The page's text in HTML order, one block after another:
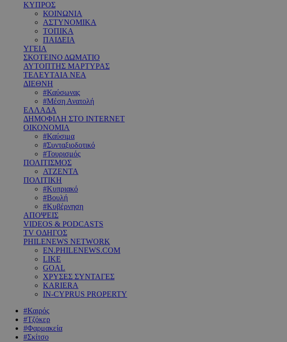
ΚΥΠΡΟΣ
ΚΟΙΝΩΝΙΑ
ΑΣΤΥΝΟΜΙΚΑ
ΤΟΠΙΚΑ
ΠΑΙΔΕΙΑ
ΥΓΕΙΑ
ΣΚΟΤΕΙΝΟ ΔΩΜΑΤΙΟ
ΑΥΤΟΠΤΗΣ ΜΑΡΤΥΡΑΣ
ΤΕΛΕΥΤΑΙΑ ΝΕΑ
ΔΙΕΘΝΗ
#Καύσωνας
#Μέση Ανατολή
ΕΛΛΑΔΑ
ΔΗΜΟΦΙΛΗ ΣΤΟ INTERNET
ΟΙΚΟΝΟΜΙΑ
#Καύσιμα
#Συνταξιοδοτικό
#Τουρισμός
ΠΟΛΙΤΙΣΜΟΣ
ΑΤΖΕΝΤΑ
ΠΟΛΙΤΙΚΗ
#Κυπριακό
#Βουλή
#Κυβέρνηση
ΑΠΟΨΕΙΣ
VIDEOS & PODCASTS
TV ΟΔΗΓΟΣ
PHILENEWS NETWORK
EN.PHILENEWS.COM
LIKE
GOAL
ΧΡΥΣΕΣ ΣΥΝΤΑΓΕΣ
KARIERA
IN-CYPRUS PROPERTY
#Καιρός
#Τζόκερ
#Φαρμακεία
#Σκίτσο